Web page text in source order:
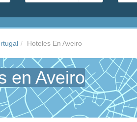
Hoteles En Aveiro
en Aveiro